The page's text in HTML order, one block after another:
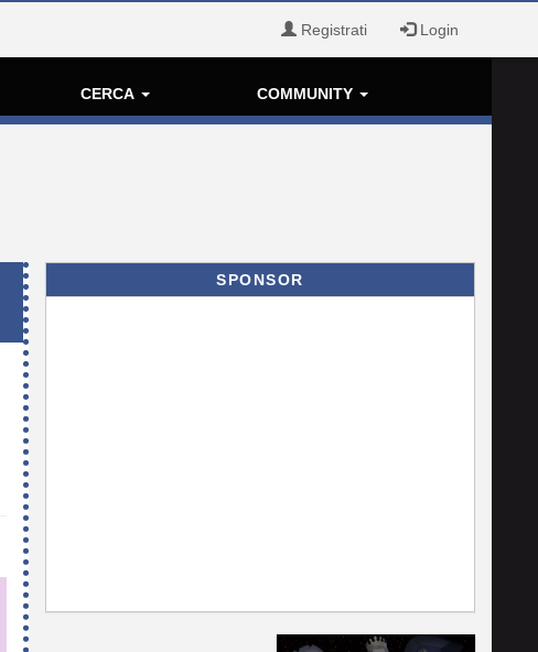
Registrati Login
CERCA COMMUNITY
SPONSOR